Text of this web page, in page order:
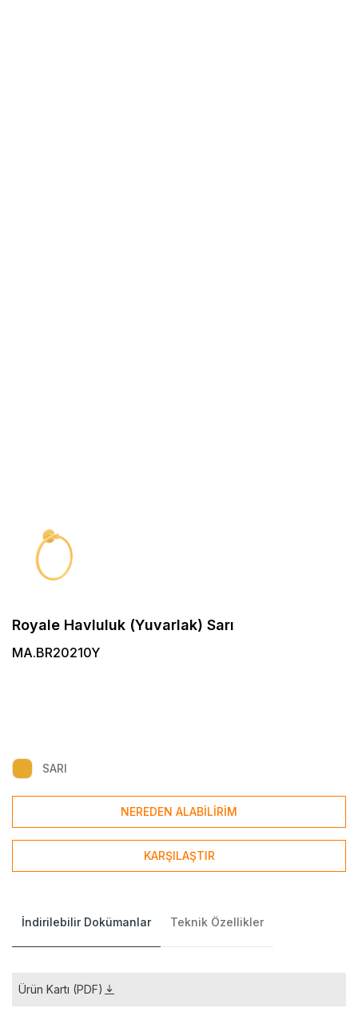
Royale Havluluk (Yuvarlak) Sarı
MA.BR20210Y
SARI
NEREDEN ALABİLİRİM
KARŞILAŞTIR
İndirilebilir Dokümanlar Teknik Özellikler
Ürün Kartı (PDF)